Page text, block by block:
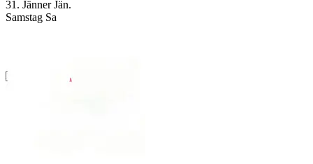
31. Jänner Jän.
Samstag Sa